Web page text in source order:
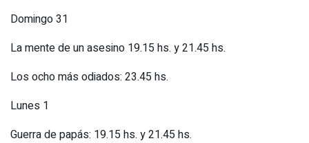
Domingo 31
La mente de un asesino 19.15 hs. y 21.45 hs.
Los ocho más odiados: 23.45 hs.
Lunes 1
Guerra de papás: 19.15 hs. y 21.45 hs.